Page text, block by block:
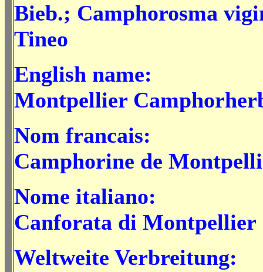
Bieb.; Camphorosma
Tineo
English name:
Montpellier
Nom francais:
Camphorine de
Nome italiano:
Canforata di Montpellier
Weltweite Verbreitung: